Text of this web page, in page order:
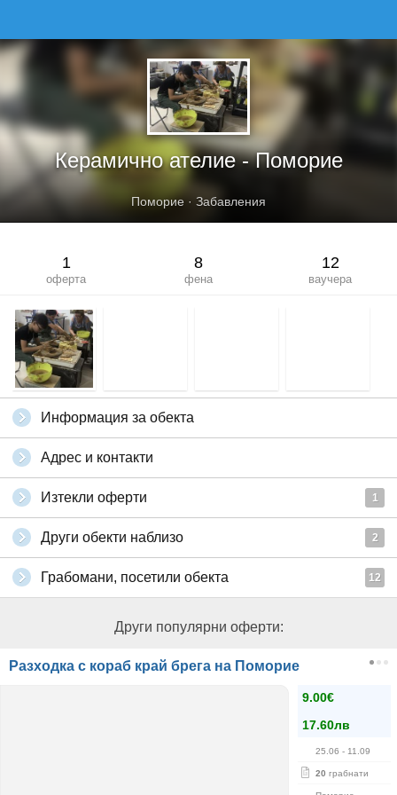
Керамично ателие - Поморие
Поморие · Забавления
1
оферта
8
фена
12
ваучера
Информация за обекта
Адрес и контакти
Изтекли оферти 1
Други обекти наблизо 2
Грабомани, посетили обекта 12
Други популярни оферти:
Разходка с кораб край брега на Поморие
9.00€
17.60лв
25.06 - 11.09
20 грабнати